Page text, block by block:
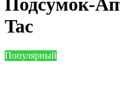
Подсумок-
Tac
Популярный